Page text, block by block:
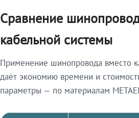
Сравнение
кабельной системы
Применение шинопровода вместо
даёт экономию времени и
параметры — по материалам